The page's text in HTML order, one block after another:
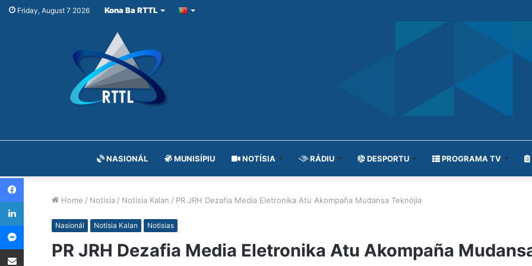
Friday, August 7 2026 Kona Ba RTTL
NASIONÁL MUNISÍPIU NOTÍSIA RÁDIU DESPORTU PROGRAMA TV
Home / Notísia / Notísia Kalan / PR JRH Dezafia Media Eletronika Atu Akompaña Mudansa Teknójia
Nasionál Notísia Kalan Notisias
PR JRH Dezafia Media Eletronika Atu Akompaña
Facebook
LinkedIn
Messenger